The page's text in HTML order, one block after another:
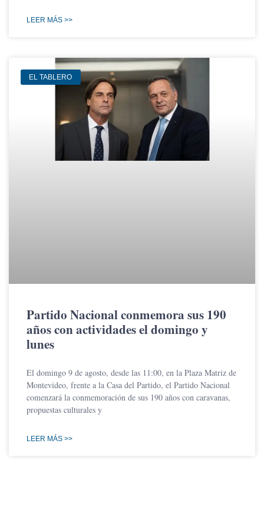
LEER MÁS >>
EL TABLERO
Partido Nacional conmemora sus 190
años con actividades el domingo y
lunes
El domingo 9 de agosto, desde las 11:00, en la Plaza Matriz de
Montevideo, frente a la Casa del Partido, el Partido Nacional
comenzará la conmemoración de sus 190 años con caravanas,
propuestas culturales y
LEER MÁS >>